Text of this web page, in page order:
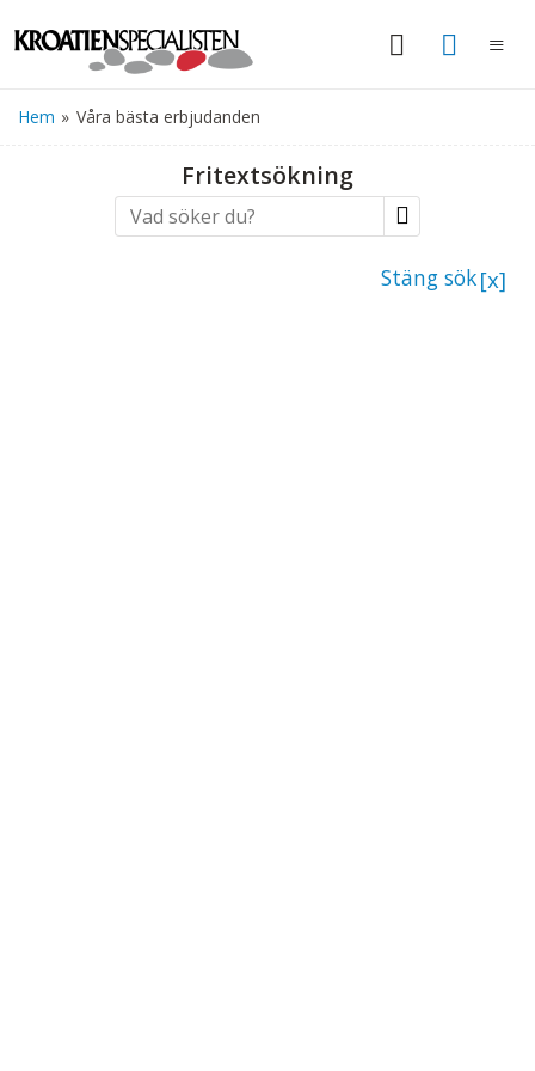
Hem » Våra bästa erbjudanden
Fritextsökning
Stäng sök